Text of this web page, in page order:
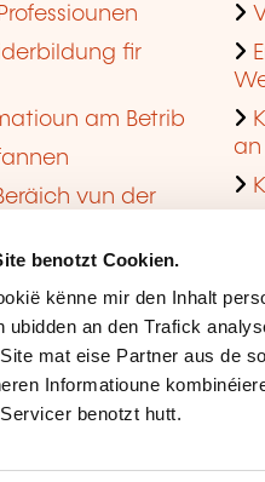
benotzt Cookien.
kënne mir den Inhalt
ubidden an den Trafick
mat eise Partner aus de
Informatioune
benotzt hutt.
fir
am Betrib
vun der
an